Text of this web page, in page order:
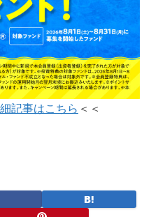
記事はこちら ＜＜